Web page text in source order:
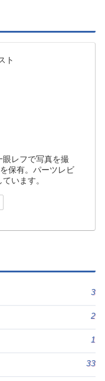
ト
眼レフで写真を撮
保有。パーツレビ
います。
3
2
1
33